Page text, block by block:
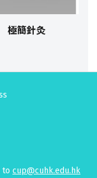
極簡針灸
to cup@cuhk.edu.hk